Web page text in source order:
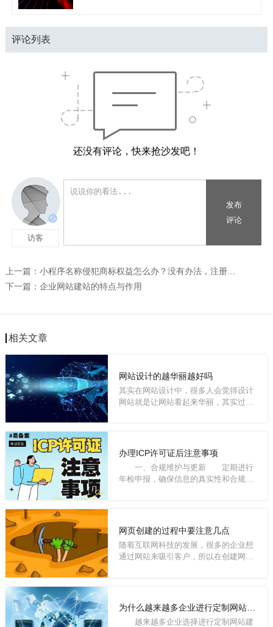
评论列表
还没有评论，快来抢沙发吧！
上一篇：
小程序名称侵犯商标权益怎么办？没有办法，注册个商标吧
下一篇： 企业网站建站的特点与作用
相关文章
网站设计的越华丽越好吗
其实在网站设计中，很多人会觉得设计
网站就是让网站看起来华丽，其实过于
办理ICP许可证后注意事项
一、合规维护与更新 定期进行
年检申报，确保信息的真实性和合规
网页创建的过程中要注意几点
随着互联网科技的发展，很多的企业想
通过网站来吸引客户，所以在创建网页
为什么越来越多企业进行定制网站建设？
越来越多企业选择进行定制网站建